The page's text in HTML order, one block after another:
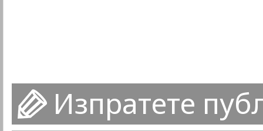
Изпратете